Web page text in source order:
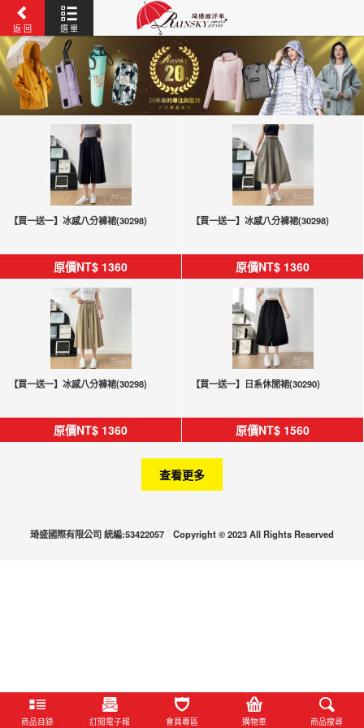
返 回 選 單
【買一送一】冰感八分褲裙(30298)
原價NT$ 1360
【買一送一】冰感八分褲裙(30298)
原價NT$ 1360
【買一送一】冰感八分褲裙(30298)
原價NT$ 1360
【買一送一】日系休閒裙(30290)
原價NT$ 1560
查看更多
琦盛國際有限公司 統編:53422057 Copyright © 2023 All Rights Reserved
商品目錄 訂閱電子報 會員專區 購物車 商品搜尋